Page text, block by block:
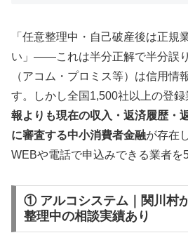
「任意整理中・自己破産後は正規
い」——これは半分正解で半分誤
（アコム・プロミス等）は信用情
す。しかし全国1,500社以上の登録
報よりも現在の収入・返済履歴・
に審査する中小消費者金融が存在
WEBや電話で申込みできる業者を
① アルコシステム｜関川村
整理中の相談実績あり